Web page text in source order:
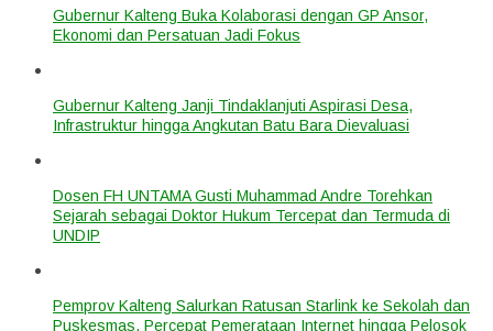
Gubernur Kalteng Buka Kolaborasi dengan GP Ansor,
Ekonomi dan Persatuan Jadi Fokus
Gubernur Kalteng Janji Tindaklanjuti Aspirasi Desa,
Infrastruktur hingga Angkutan Batu Bara Dievaluasi
Dosen FH UNTAMA Gusti Muhammad Andre Torehkan
Sejarah sebagai Doktor Hukum Tercepat dan Termuda di
UNDIP
Pemprov Kalteng Salurkan Ratusan Starlink ke Sekolah dan
Puskesmas, Percepat Pemerataan Internet hingga Pelosok